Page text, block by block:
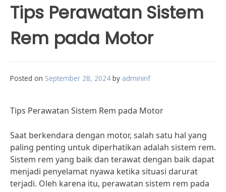
Tips Perawatan Sistem
Rem pada Motor
Posted on September 28, 2024 by admininf
Tips Perawatan Sistem Rem pada Motor
Saat berkendara dengan motor, salah satu hal yang
paling penting untuk diperhatikan adalah sistem rem.
Sistem rem yang baik dan terawat dengan baik dapat
menjadi penyelamat nyawa ketika situasi darurat
terjadi. Oleh karena itu, perawatan sistem rem pada